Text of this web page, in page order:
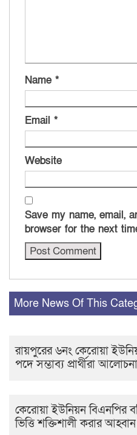
Name *
Email *
Website
Save my name, email,
browser for the next
More News Of This
রায়পুরের ৬নং কেরোয়া
পদে সম্ভাব্য প্রার্থীরা
কেরোয়া ইউনিয়ন বিএনপির
ভিত্তি শক্তিশালী করার আহ্বান